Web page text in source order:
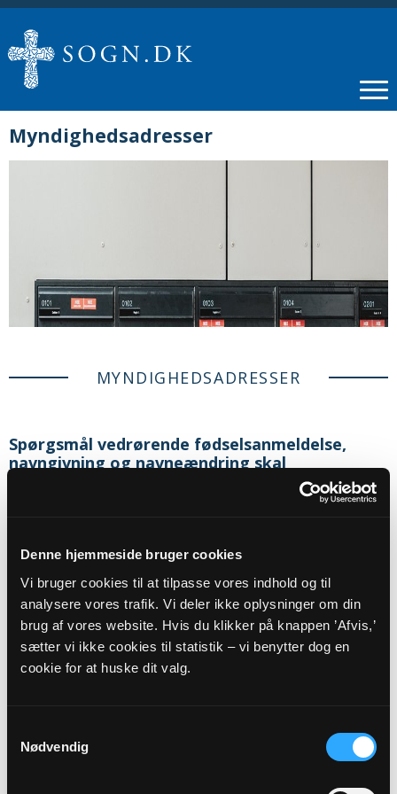
Denne hjemmeside bruger cookies
Vi bruger cookies til at tilpasse vores indhold og til
analysere vores trafik. Vi deler ikke oplysninger om din
brug af vores website. Hvis du klikker på knappen ’Afvis,’
sætter vi ikke cookies til statistik – vi benytter dog en
cookie for at huske dit valg.
Nødvendig
Myndighedsadresser
MYNDIGHEDSADRESSER
Spørgsmål vedrørende fødselsanmeldelse,
navngivning og navneændring skal
Sikker henvendelse
Eller til:
9400Nørresundby